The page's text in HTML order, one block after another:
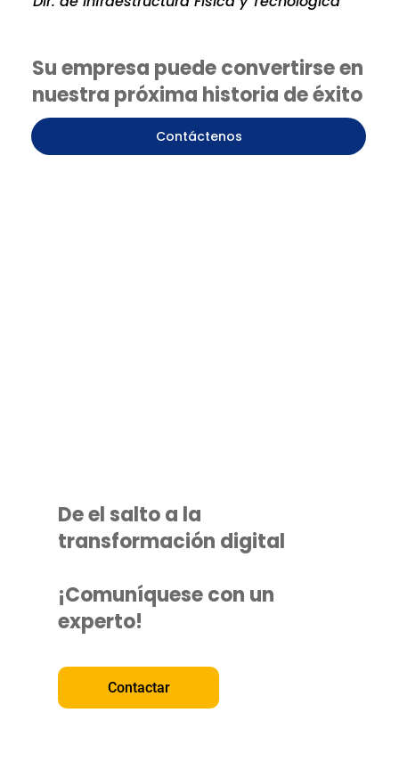
Su empresa puede convertirse en
nuestra próxima historia de éxito
Contáctenos
De el salto a la
transformación digital
¡Comuníquese con un
experto!
Contactar